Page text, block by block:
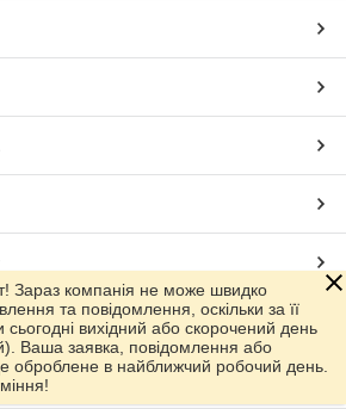
Prom.ua
Зараз компанія не може швидко
та повідомлення, оскільки за її
сьогодні вихідний або скорочений день
Ваша заявка, повідомлення або
оброблене в найближчий робочий день.